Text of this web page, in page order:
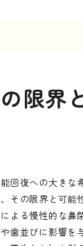
限界
回復への大きな
その限界と可能
よる慢性的な鼻
歯並びに影響を